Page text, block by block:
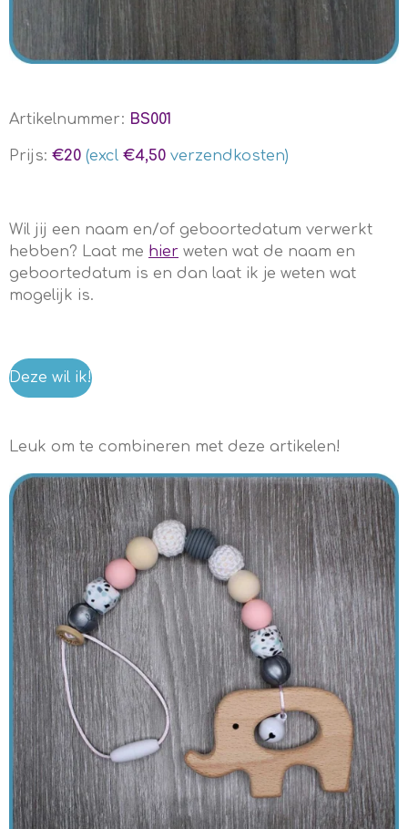
Artikelnummer: BS001
Prijs: €20 (excl €4,50 verzendkosten)
Wil jij een naam en/of geboortedatum verwerkt
hebben? Laat me hier weten wat de naam en
geboortedatum is en dan laat ik je weten wat
mogelijk is.
Deze wil ik!
Leuk om te combineren met deze artikelen!